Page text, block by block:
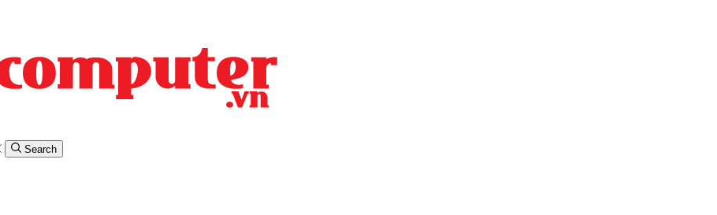
Search